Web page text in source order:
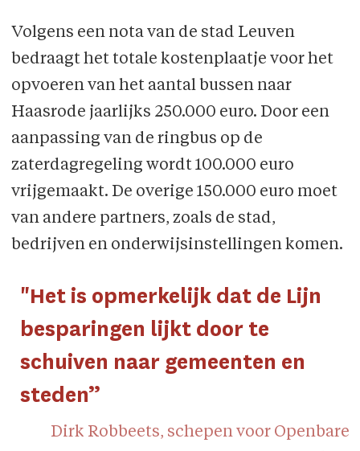
Volgens een nota van de stad Leuven
bedraagt het totale kostenplaatje voor het
opvoeren van het aantal bussen naar
Haasrode jaarlijks 250.000 euro. Door een
aanpassing van de ringbus op de
zaterdagregeling wordt 100.000 euro
vrijgemaakt. De overige 150.000 euro moet
van andere partners, zoals de stad,
bedrijven en onderwijsinstellingen komen.
"Het is opmerkelijk dat de Lijn
besparingen lijkt door te
schuiven naar gemeenten en
steden”
Dirk Robbeets, schepen voor Openbare